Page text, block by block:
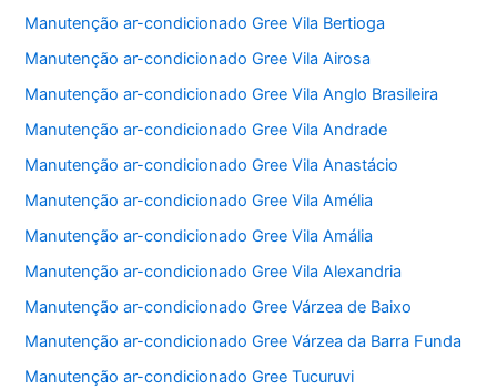
Manutenção ar-condicionado Gree Vila Bertioga
Manutenção ar-condicionado Gree Vila Airosa
Manutenção ar-condicionado Gree Vila Anglo Brasileira
Manutenção ar-condicionado Gree Vila Andrade
Manutenção ar-condicionado Gree Vila Anastácio
Manutenção ar-condicionado Gree Vila Amélia
Manutenção ar-condicionado Gree Vila Amália
Manutenção ar-condicionado Gree Vila Alexandria
Manutenção ar-condicionado Gree Várzea de Baixo
Manutenção ar-condicionado Gree Várzea da Barra Funda
Manutenção ar-condicionado Gree Tucuruvi